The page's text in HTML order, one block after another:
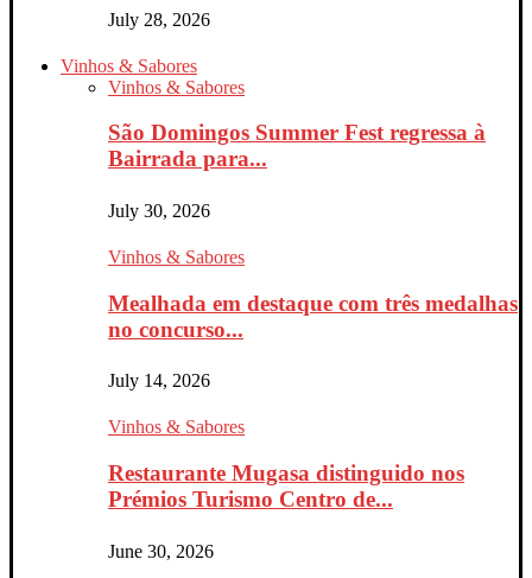
July 28, 2026
Vinhos & Sabores
Vinhos & Sabores
São Domingos Summer Fest regressa à
Bairrada para...
July 30, 2026
Vinhos & Sabores
Mealhada em destaque com três medalhas
no concurso...
July 14, 2026
Vinhos & Sabores
Restaurante Mugasa distinguido nos
Prémios Turismo Centro de...
June 30, 2026